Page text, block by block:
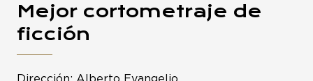
Mejor cortometraje de
ficción